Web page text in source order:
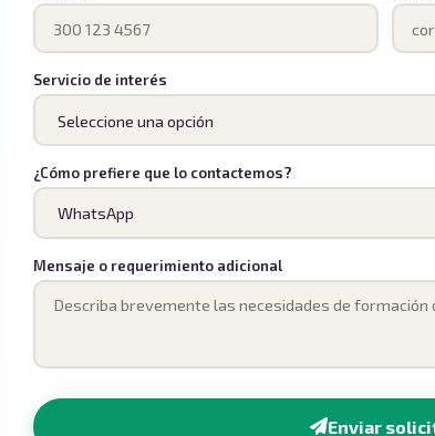
Servicio de interés
¿Cómo prefiere que lo contactemos?
Mensaje o requerimiento adicional
Enviar